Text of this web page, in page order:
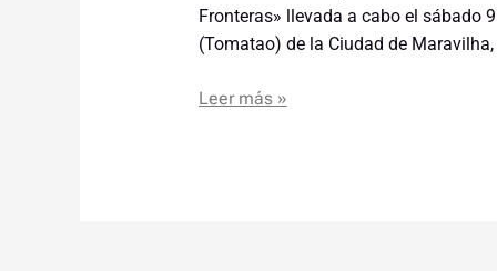
Fronteras» llevada a cabo el sábado
(Tomatao) de la Ciudad de
Leer más »